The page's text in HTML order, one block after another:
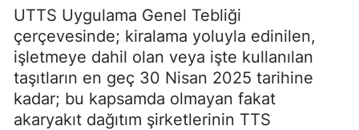
UTTS Uygulama Genel Tebliği
çerçevesinde; kiralama yoluyla edinilen,
işletmeye dahil olan veya işte kullanılan
taşıtların en geç 30 Nisan 2025 tarihine
kadar; bu kapsamda olmayan fakat
akaryakıt dağıtım şirketlerinin TTS